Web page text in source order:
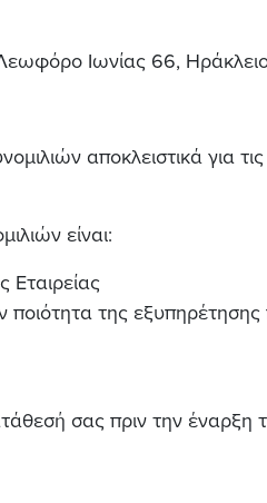
Ιωνίας 66,
αποκλειστικά για
είναι:
της
σας πριν την έναρξη